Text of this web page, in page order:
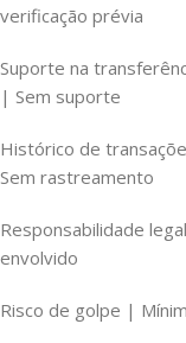
verificação prévia
Suporte na
| Sem suporte
Histórico de
Sem rastreamento
Responsabilidade
envolvido
Risco de golpe |